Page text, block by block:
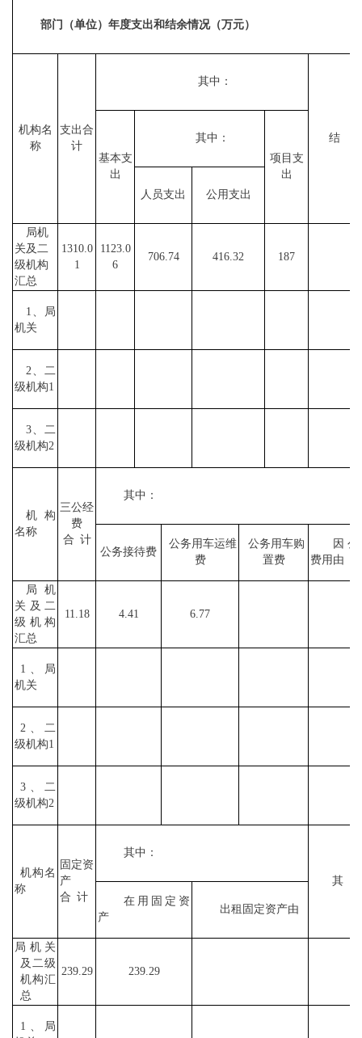
部门（单位）年度支出和结余情况（万元）
机构名
称
支出合
计
其中：
结
基本支
出
其中：
项目支
出
人员支出
公用支出
局机
关及二
级机构
汇总
1310.0
1
1123.0
6
706.74 416.32 187
1、局
机关
2、二
级机构1
3、二
级机构2
机构
名称
三公经
费
合 计
其中：
公务接待费
公务用车运维
费
公务用车购
置费
因
费用由
局机
关及二
级机构
汇总
11.18 4.41 6.77
1、局
机关
2、二
级机构1
3、二
级机构2
机构名
称
固定资
产
合 计
其中：
其
在用固定资
产
出租固定资产由
局机关
及二级
机构汇
总
239.29 239.29
1、局